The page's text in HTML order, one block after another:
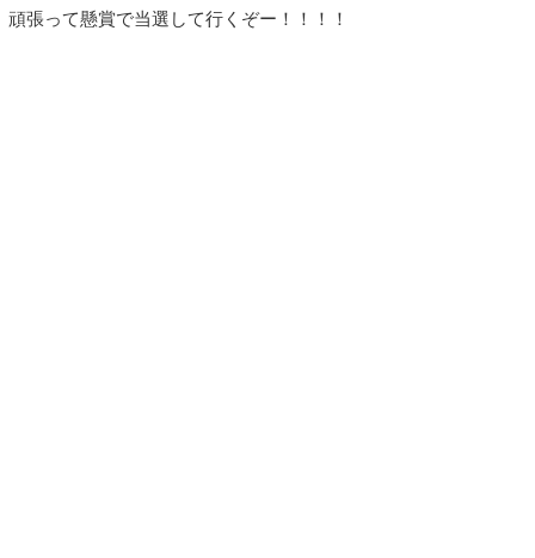
頑張って懸賞で当選して行くぞー！！！！